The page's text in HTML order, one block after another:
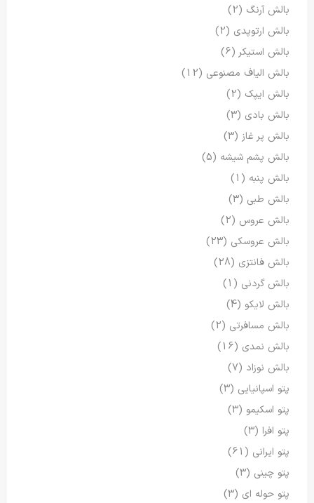
بالش آرنگ (2)
بالش ارتوپدی (2)
بالش استیکر (6)
بالش الیاف مصنوعی (12)
بالش ایپک (2)
بالش بادی (3)
بالش پر غاز (3)
بالش پشم شیشه (5)
بالش پنبه (1)
بالش طبی (3)
بالش عروس (2)
بالش عروسکی (23)
بالش فانتزی (28)
بالش گردنی (1)
بالش لایکو (4)
بالش مسافرتی (2)
بالش نمدی (16)
بالش نوزاد (7)
پتو اسپانیایی (3)
پتو اسکیمو (3)
پتو افرا (3)
پتو ایرانی (61)
پتو چینی (3)
پتو حوله ای (3)